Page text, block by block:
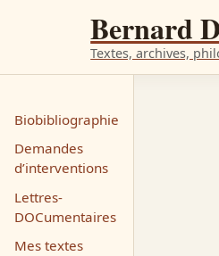
Bernard
Textes, archives,
Biobibliographie
Demandes
d’interventions
Lettres-
DOCumentaires
Mes textes